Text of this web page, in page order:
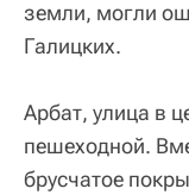
земли, могли
Галицких.
Арбат, улица в
пешеходной.
брусчатое